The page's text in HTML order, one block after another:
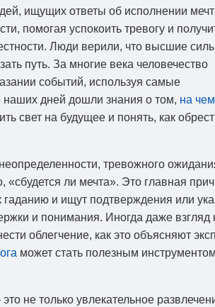
ищущих ответы об исполнении
помогая успокоить тревогу и
Люди верили, что высшие
путь. За многие века человечество
событий, используя самые
дней дошли знания о том, на чем
свет на будущее и понять, как
тревожного
«сбудется ли мечта». Это главная
и ищут подтверждения или
и понимания. Иногда даже взгляд
облегчение, как это объясняют
может стать полезным
не только увлекательное